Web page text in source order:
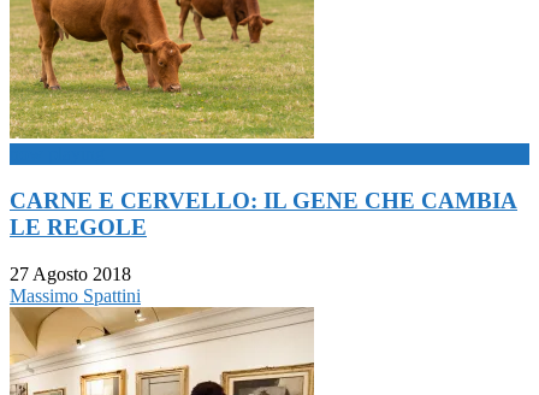
CARNE E CERVELLO: IL GENE CHE CAMBIA
LE REGOLE
27 Agosto 2018
Massimo Spattini